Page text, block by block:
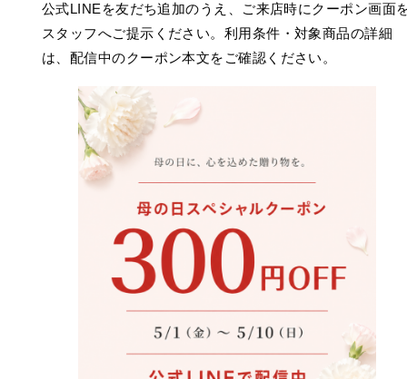
公式LINEを友だち追加のうえ、ご来店時にクーポン画面
スタッフへご提示ください。利用条件・対象商品の詳細
は、配信中のクーポン本文をご確認ください。